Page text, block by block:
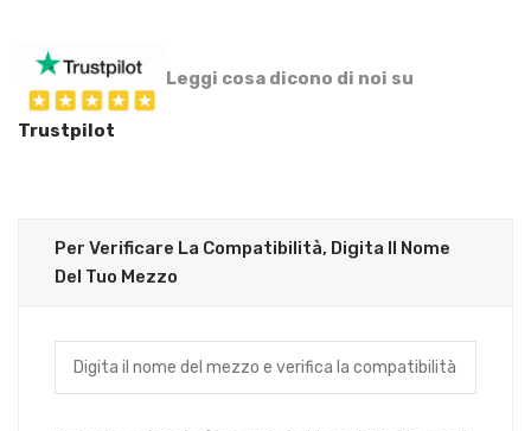
Leggi cosa dicono di noi su
Trustpilot
Per Verificare La Compatibilità, Digita Il Nome
Del Tuo Mezzo